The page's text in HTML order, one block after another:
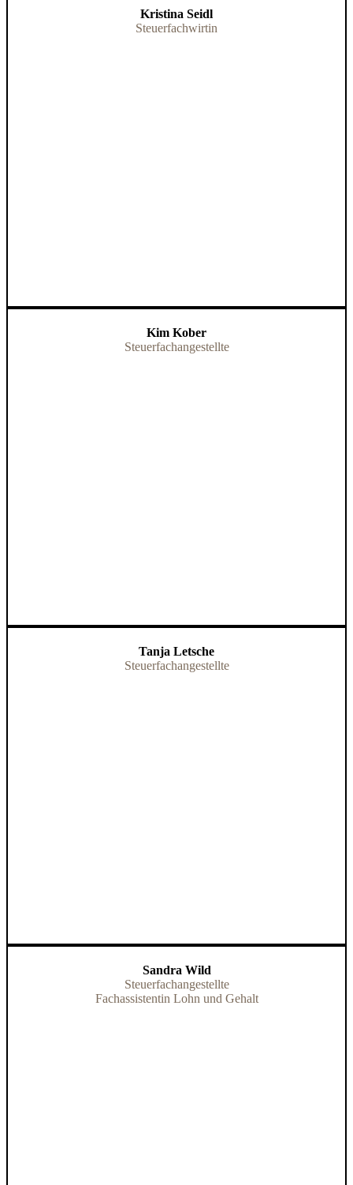
Kristina Seidl
Steuerfachwirtin
Kim Kober
Steuerfachangestellte
Tanja Letsche
Steuerfachangestellte
Sandra Wild
Steuerfachangestellte
Fachassistentin Lohn und Gehalt